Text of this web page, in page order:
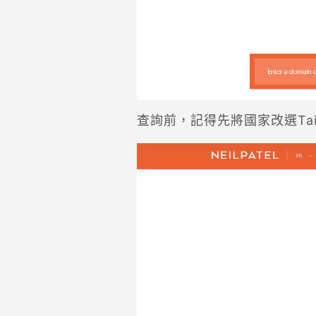
查詢前，記得先將國家改選